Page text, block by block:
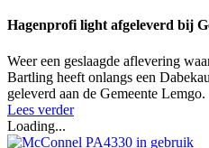
Hagenprofi light afgeleverd bij
Weer een geslaagde aflevering
Bartling heeft onlangs een
geleverd aan de Gemeente
Lees verder
Loading...